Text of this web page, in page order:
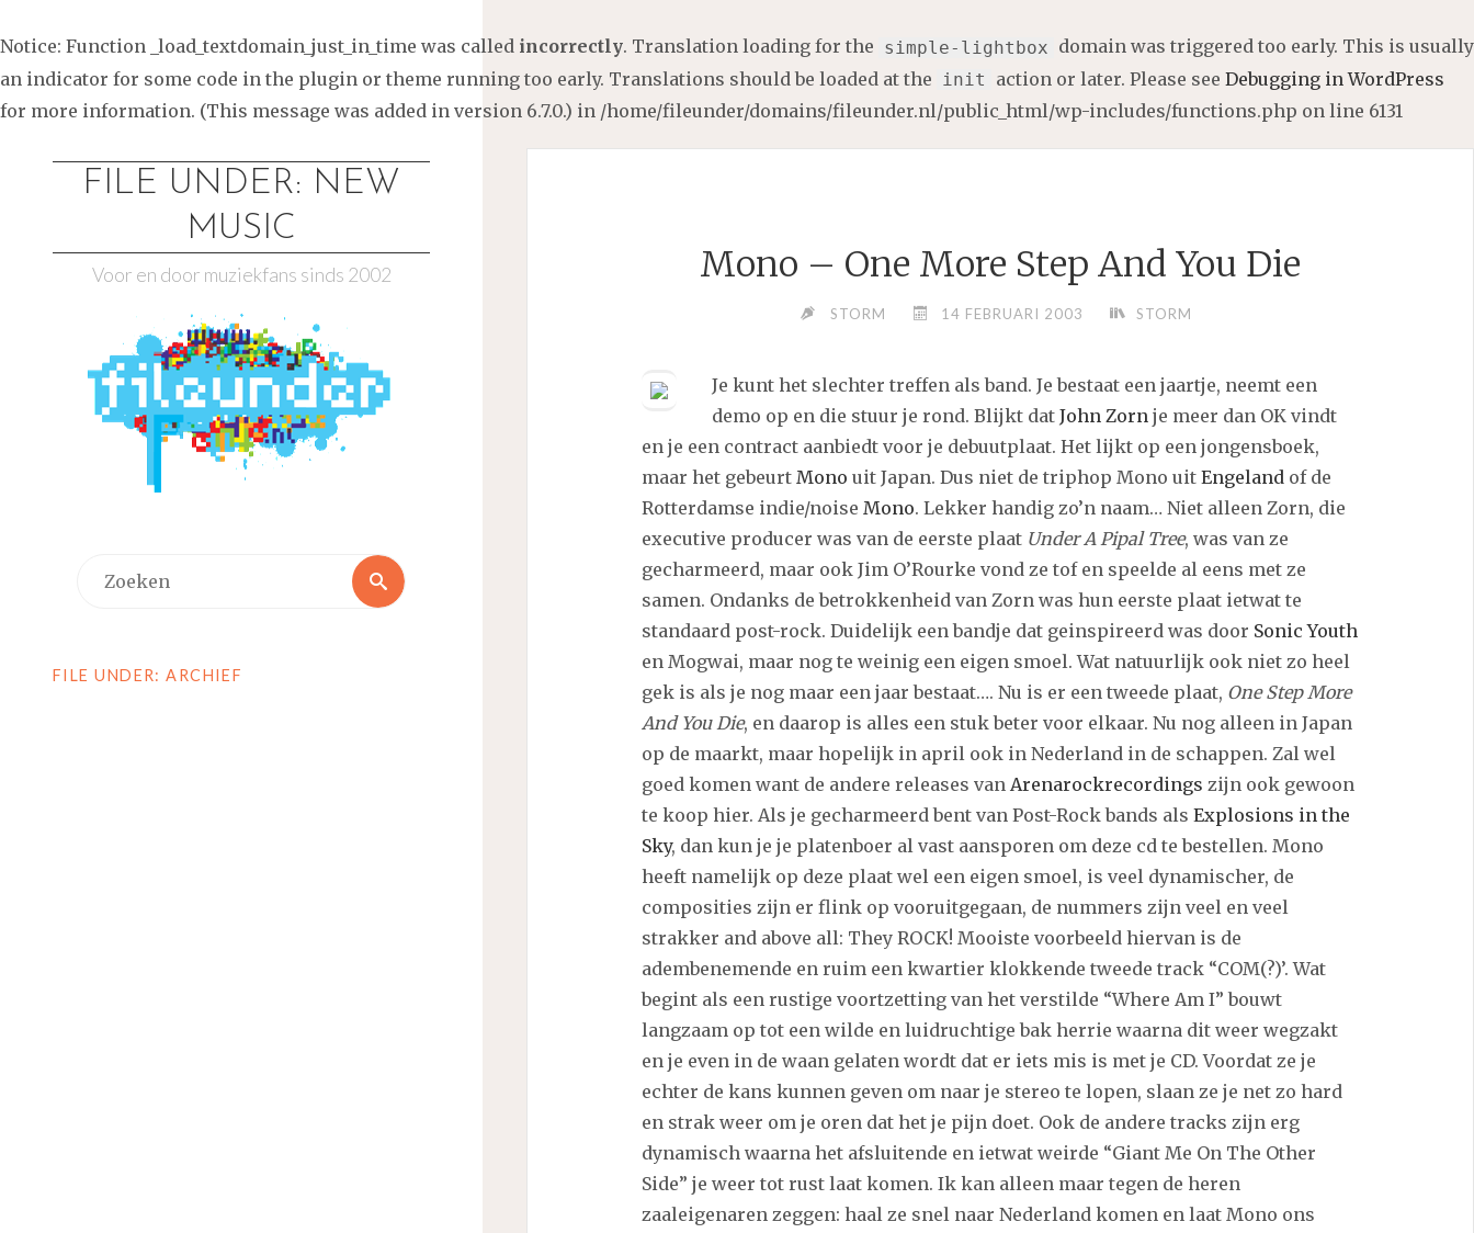
Notice: Function _load_textdomain_just_in_time was called incorrectly. Translation loading for the simple-lightbox domain was triggered too early. This is usually
an indicator for some code in the plugin or theme running too early. Translations should be loaded at the init action or later. Please see Debugging in WordPress
for more information. (This message was added in version 6.7.0.) in /home/fileunder/domains/fileunder.nl/public_html/wp-includes/functions.php on line 6131
FILE UNDER: NEW
MUSIC
Voor en door muziekfans sinds 2002
Zoeken
FILE UNDER: ARCHIEF
Mono – One More Step And You Die
STORM 14 FEBRUARI 2003 STORM
Je kunt het slechter treffen als band. Je bestaat een jaartje, neemt een
demo op en die stuur je rond. Blijkt dat John Zornje meer dan OK vindt
en je een contract aanbiedt voor je debuutplaat. Het lijkt op een jongensboek,
maar het gebeurt Mono uit Japan. Dus niet de triphop Mono uit Engelandof de
Rotterdamse indie/noise Mono. Lekker handig zo’n naam… Niet alleen Zorn, die
executive producer was van de eerste plaat Under A Pipal Tree, was van ze
gecharmeerd, maar ook Jim O’Rourke vond ze tof en speelde al eens met ze
samen. Ondanks de betrokkenheid van Zorn was hun eerste plaat ietwat te
standaard post-rock. Duidelijk een bandje dat geinspireerd was door Sonic Youth
en Mogwai, maar nog te weinig een eigen smoel. Wat natuurlijk ook niet zo heel
gek is als je nog maar een jaar bestaat…. Nu is er een tweede plaat, One Step More
And You Die, en daarop is alles een stuk beter voor elkaar. Nu nog alleen in Japan
op de maarkt, maar hopelijk in april ook in Nederland in de schappen. Zal wel
goed komen want de andere releases van Arenarockrecordings zijn ook gewoon
te koop hier. Als je gecharmeerd bent van Post-Rock bands als Explosions in the
Sky, dan kun je je platenboer al vast aansporen om deze cd te bestellen. Mono
heeft namelijk op deze plaat wel een eigen smoel, is veel dynamischer, de
composities zijn er flink op vooruitgegaan, de nummers zijn veel en veel
strakker and above all: They ROCK! Mooiste voorbeeld hiervan is de
adembenemende en ruim een kwartier klokkende tweede track “COM(?)’. Wat
begint als een rustige voortzetting van het verstilde “Where Am I” bouwt
langzaam op tot een wilde en luidruchtige bak herrie waarna dit weer wegzakt
en je even in de waan gelaten wordt dat er iets mis is met je CD. Voordat ze je
echter de kans kunnen geven om naar je stereo te lopen, slaan ze je net zo hard
en strak weer om je oren dat het je pijn doet. Ook de andere tracks zijn erg
dynamisch waarna het afsluitende en ietwat weirde “Giant Me On The Other
Side” je weer tot rust laat komen. Ik kan alleen maar tegen de heren
zaaleigenaren zeggen: haal ze snel naar Nederland komen en laat Mono ons